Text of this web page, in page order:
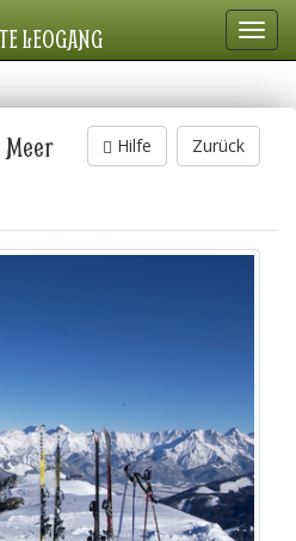
LEOGANG
Zurück
Hilfe